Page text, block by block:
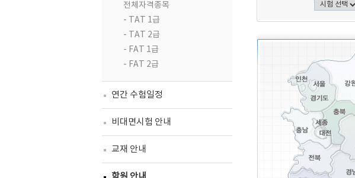
전체자격종목
- TAT 1급
- TAT 2급
- FAT 1급
- FAT 2급
연간 수험일정
비대면시험 안내
교재 안내